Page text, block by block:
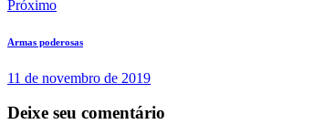
Próximo
Armas poderosas
11 de novembro de 2019
Deixe seu comentário